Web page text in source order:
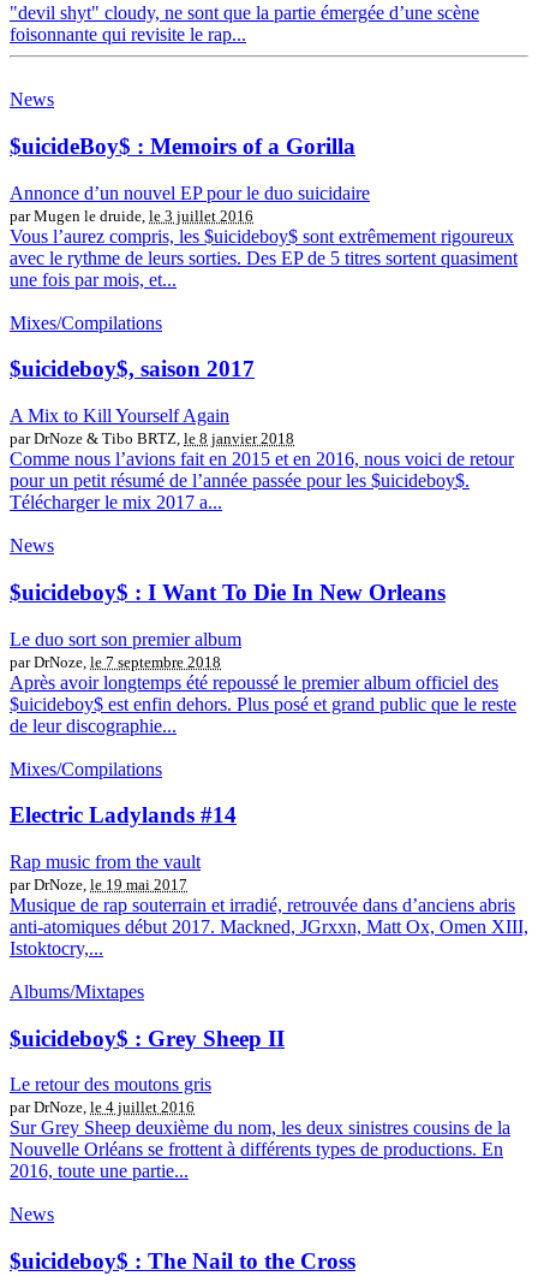
"devil shyt" cloudy, ne sont que la partie émergée d’une scène
foisonnante qui revisite le rap...
News
$uicideBoy$ : Memoirs of a Gorilla
Annonce d’un nouvel EP pour le duo suicidaire
par Mugen le druide, le 3 juillet 2016
Vous l’aurez compris, les $uicideboy$ sont extrêmement rigoureux
avec le rythme de leurs sorties. Des EP de 5 titres sortent quasiment
une fois par mois, et...
Mixes/Compilations
$uicideboy$, saison 2017
A Mix to Kill Yourself Again
par DrNoze & Tibo BRTZ, le 8 janvier 2018
Comme nous l’avions fait en 2015 et en 2016, nous voici de retour
pour un petit résumé de l’année passée pour les $uicideboy$.
Télécharger le mix 2017 a...
News
$uicideboy$ : I Want To Die In New Orleans
Le duo sort son premier album
par DrNoze, le 7 septembre 2018
Après avoir longtemps été repoussé le premier album officiel des
$uicideboy$ est enfin dehors. Plus posé et grand public que le reste
de leur discographie...
Mixes/Compilations
Electric Ladylands #14
Rap music from the vault
par DrNoze, le 19 mai 2017
Musique de rap souterrain et irradié, retrouvée dans d’anciens abris
anti-atomiques début 2017. Mackned, JGrxxn, Matt Ox, Omen XIII,
Istoktocry,...
Albums/Mixtapes
$uicideboy$ : Grey Sheep II
Le retour des moutons gris
par DrNoze, le 4 juillet 2016
Sur Grey Sheep deuxième du nom, les deux sinistres cousins de la
Nouvelle Orléans se frottent à différents types de productions. En
2016, toute une partie...
News
$uicideboy$ : The Nail to the Cross